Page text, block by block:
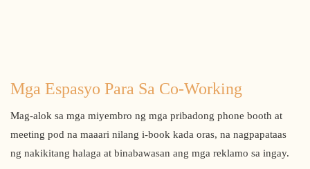
Mga Espasyo Para Sa Co-Working
Mag-alok sa mga miyembro ng mga pribadong phone booth at
meeting pod na maaari nilang i-book kada oras, na nagpapataas
ng nakikitang halaga at binabawasan ang mga reklamo sa ingay.